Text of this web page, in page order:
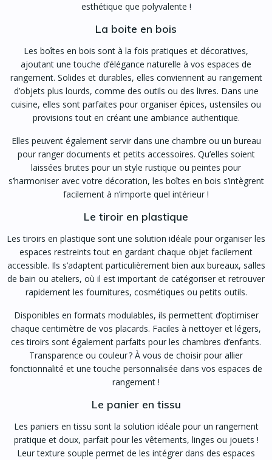
esthétique que polyvalente !
La boite en bois
Les boîtes en bois sont à la fois pratiques et décoratives,
ajoutant une touche d’élégance naturelle à vos espaces de
rangement. Solides et durables, elles conviennent au rangement
d’objets plus lourds, comme des outils ou des livres. Dans une
cuisine, elles sont parfaites pour organiser épices, ustensiles ou
provisions tout en créant une ambiance authentique.
Elles peuvent également servir dans une chambre ou un bureau
pour ranger documents et petits accessoires. Qu’elles soient
laissées brutes pour un style rustique ou peintes pour
s’harmoniser avec votre décoration, les boîtes en bois s’intègrent
facilement à n’importe quel intérieur !
Le tiroir en plastique
Les tiroirs en plastique sont une solution idéale pour organiser les
espaces restreints tout en gardant chaque objet facilement
accessible. Ils s’adaptent particulièrement bien aux bureaux, salles
de bain ou ateliers, où il est important de catégoriser et retrouver
rapidement les fournitures, cosmétiques ou petits outils.
Disponibles en formats modulables, ils permettent d’optimiser
chaque centimètre de vos placards. Faciles à nettoyer et légers,
ces tiroirs sont également parfaits pour les chambres d’enfants.
Transparence ou couleur ? À vous de choisir pour allier
fonctionnalité et une touche personnalisée dans vos espaces de
rangement !
Le panier en tissu
Les paniers en tissu sont la solution idéale pour un rangement
pratique et doux, parfait pour les vêtements, linges ou jouets !
Leur texture souple permet de les intégrer dans des espaces